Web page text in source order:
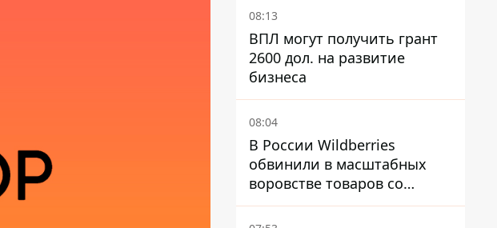
08:13
ВПЛ могут получить грант
2600 дол. на развитие
бизнеса
08:04
В России Wildberries
обвинили в масштабных
воровстве товаров со
складов